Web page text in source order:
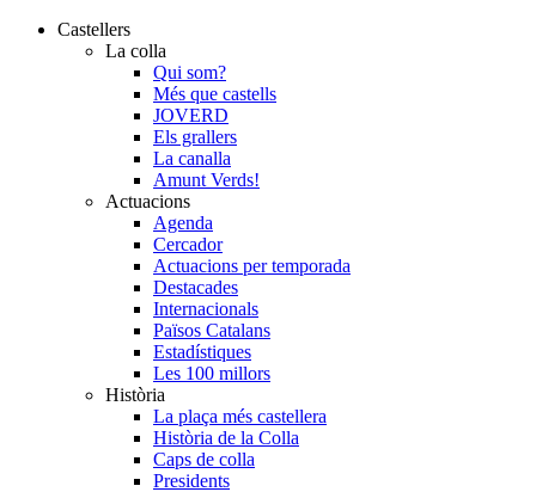
Castellers
La colla
Qui som?
Més que castells
JOVERD
Els grallers
La canalla
Amunt Verds!
Actuacions
Agenda
Cercador
Actuacions per temporada
Destacades
Internacionals
Països Catalans
Estadístiques
Les 100 millors
Història
La plaça més castellera
Història de la Colla
Caps de colla
Presidents